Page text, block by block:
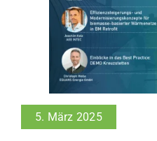
5. März 2025